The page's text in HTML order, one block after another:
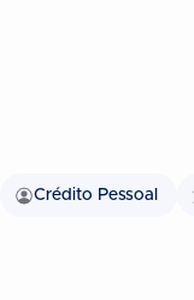
Crédito Pessoal